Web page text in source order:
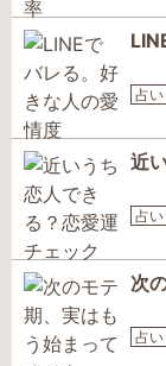
占
近
占
次
占